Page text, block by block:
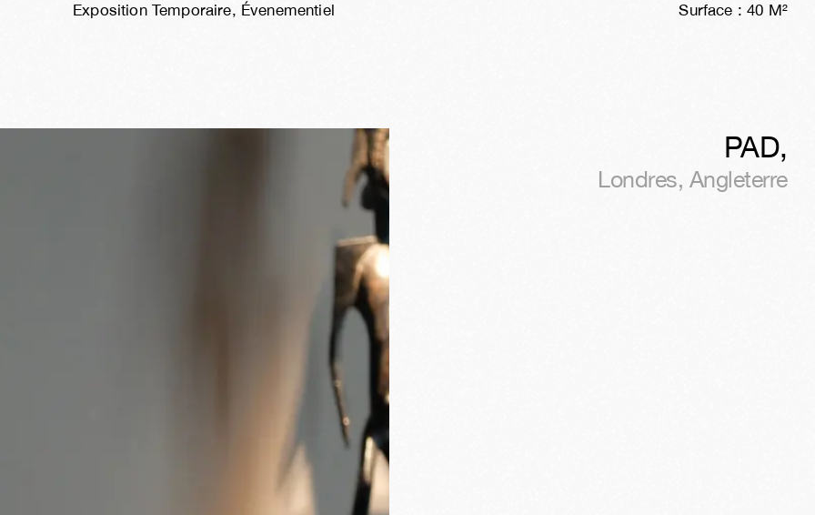
Exposition Temporaire, Évenementiel Surface : 40 M²
PAD,
Londres, Angleterre